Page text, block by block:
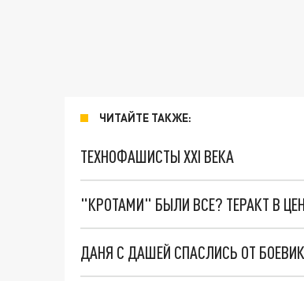
ЧИТАЙТЕ ТАКЖЕ:
ТЕХНОФАШИСТЫ XXI ВЕКА
"КРОТАМИ" БЫЛИ ВСЕ? ТЕРАКТ В
ДАНЯ С ДАШЕЙ СПАСЛИСЬ ОТ